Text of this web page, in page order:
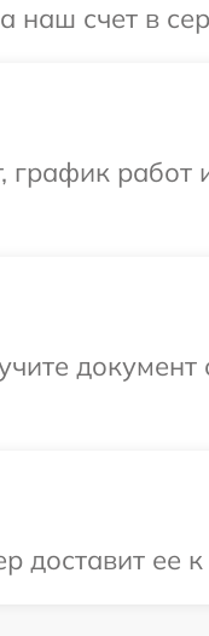
наш счет в
работ
доставит ее